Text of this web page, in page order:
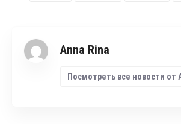
Anna Rina
Посмотреть все новости от